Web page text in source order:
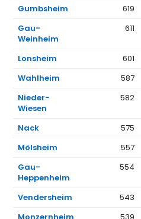
Gumbsheim
619
Gau-
Weinheim
611
Lonsheim 601
Wahlheim
587
Nieder-
Wiesen
582
Nack 575
Mölsheim
557
Gau-
Heppenheim
554
Vendersheim 543
Monzernheim
539